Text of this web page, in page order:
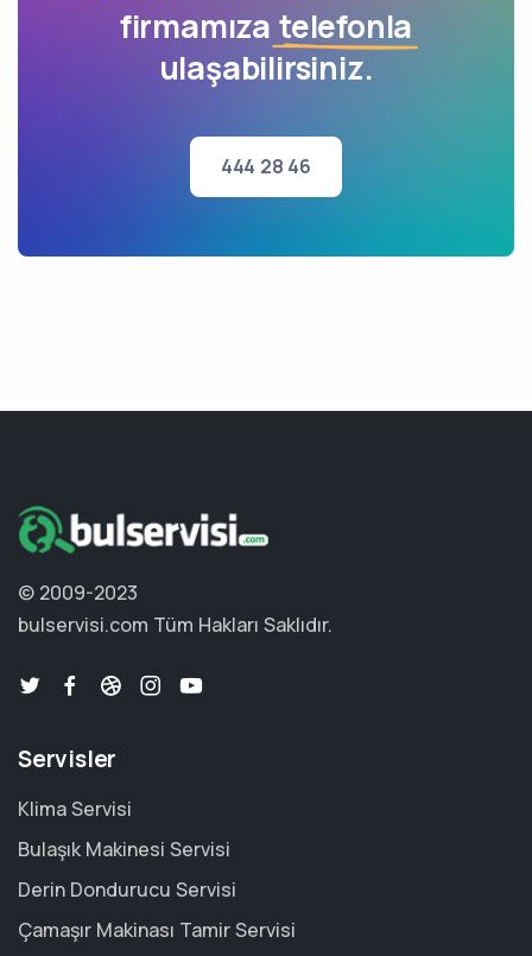
firmamıza telefonla
ulaşabilirsiniz.
444 28 46
© 2009-2023
bulservisi.com Tüm Hakları Saklıdır.
Servisler
Klima Servisi
Bulaşık Makinesi Servisi
Derin Dondurucu Servisi
Çamaşır Makinası Tamir Servisi